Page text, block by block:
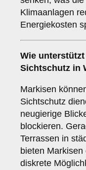
Klimaanlagen
Energiekosten
Wie
Sichtschutz in
Markisen
Sichtschutz
neugierige
blockieren.
Terrassen in
bieten
diskrete